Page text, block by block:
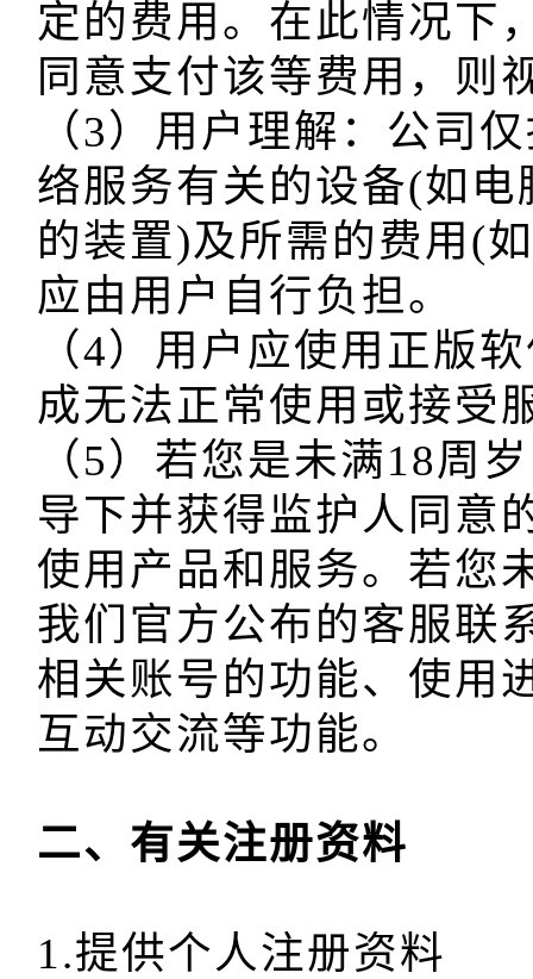
定的费用。在此情况下
同意支付该等费用，则
（3）用户理解：公司
络服务有关的设备(如
的装置)及所需的费用(
应由用户自行负担。
（4）用户应使用正版
成无法正常使用或接受
（5）若您是未满18周
导下并获得监护人同意
使用产品和服务。若您
我们官方公布的客服联
相关账号的功能、使用
1.提供个人注册资料